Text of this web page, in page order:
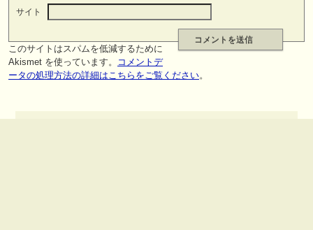
サイト
このサイトはスパムを低減するために
Akismet を使っています。
コメントデ
ータの処理方法の詳細はこちらをご覧ください。